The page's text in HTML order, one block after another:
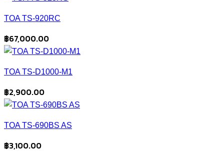
TOA TS-920RC
฿67,000.00
TOA TS-D1000-M1
฿2,900.00
TOA TS-690BS AS
฿3,100.00